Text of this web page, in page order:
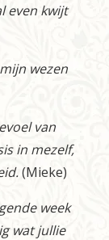
even kwijt
wezen
van
in mezelf,
(Mieke)
week
wat jullie